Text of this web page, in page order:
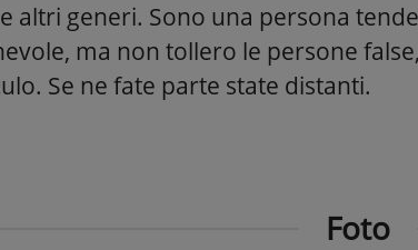
altri generi. Sono una persona
ma non tollero le persone
Se ne fate parte state distanti.
Foto